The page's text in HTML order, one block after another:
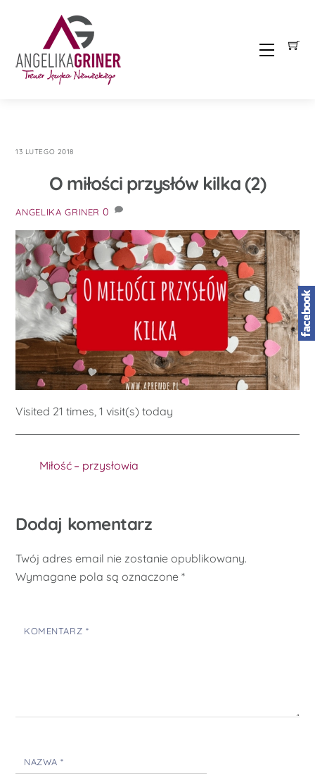
Menu
13 LUTEGO 2018
O miłości przysłów kilka (2)
ANGELIKA GRINER 0
Visited 21 times, 1 visit(s) today
Miłość – przysłowia
Dodaj komentarz
Twój adres email nie zostanie opublikowany.
Wymagane pola są oznaczone*
KOMENTARZ *
NAZWA*